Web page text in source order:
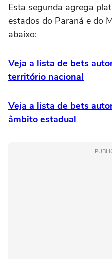
Esta segunda agrega
estados do Paraná e do
abaixo:
Veja a lista de bets
território nacional
Veja a lista de bets
âmbito estadual